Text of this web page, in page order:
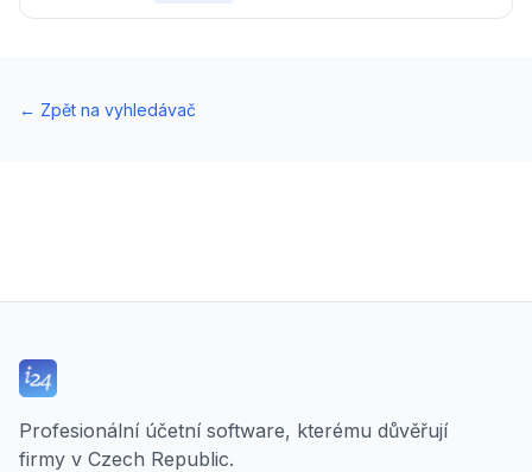
← Zpět na vyhledávač
Profesionální účetní software, kterému důvěřují
firmy v Czech Republic.